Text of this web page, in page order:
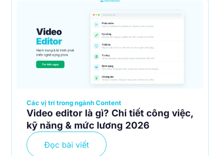
Các vị trí trong ngành Content
Video editor là gì? Chi tiết công việc,
kỹ năng & mức lương 2026
Đọc bài viết